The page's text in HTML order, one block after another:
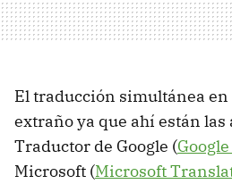
El traducción simultánea en
extraño ya que ahí están
Traductor de Google (
Microsoft (Microsoft